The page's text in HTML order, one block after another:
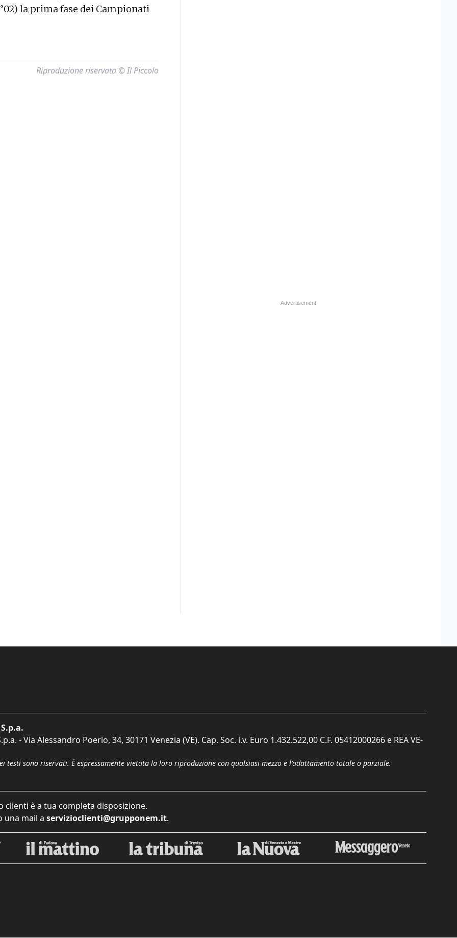
la prima fase dei Campionati
Riproduzione riservata © Il Piccolo
- Via Alessandro Poerio, 34, 30171 Venezia (VE). Cap. Soc. i.v. Euro 1.432.522,00 C.F. 05412000266 e REA VE-
testi sono riservati. È espressamente vietata la loro riproduzione con qualsiasi mezzo e l'adattamento totale o parziale.
clienti è a tua completa disposizione.
una mail a servizioclienti@grupponem.it.